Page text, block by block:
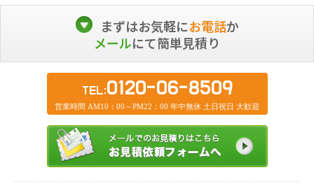
まずはお気軽にお電話か
メールにて簡単見積り
TEL:0120-06-8509
営業時間 AM10：00～PM22：00 年中無休 土日祝日 大歓迎